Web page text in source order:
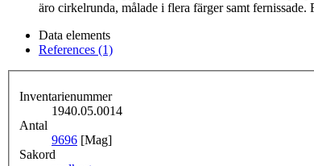
äro cirkelrunda, målade i flera färger samt
Data elements
References (1)
Inventarienummer
1940.05.0014
Antal
9696 [Mag]
Sakord